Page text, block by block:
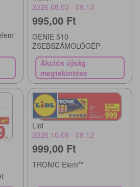
2026.08.03 - 09.13
995,00 Ft
GENIE 510
ZSEBSZÁMOLÓGÉP
Akciós újság
megtekintése
Lidl
2026.10.08 - 08.12
999,00 Ft
TRONIC Elem**